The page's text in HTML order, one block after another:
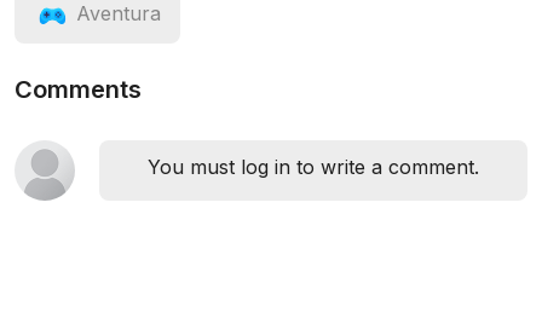
Aventura
Comments
You must log in to write a comment.